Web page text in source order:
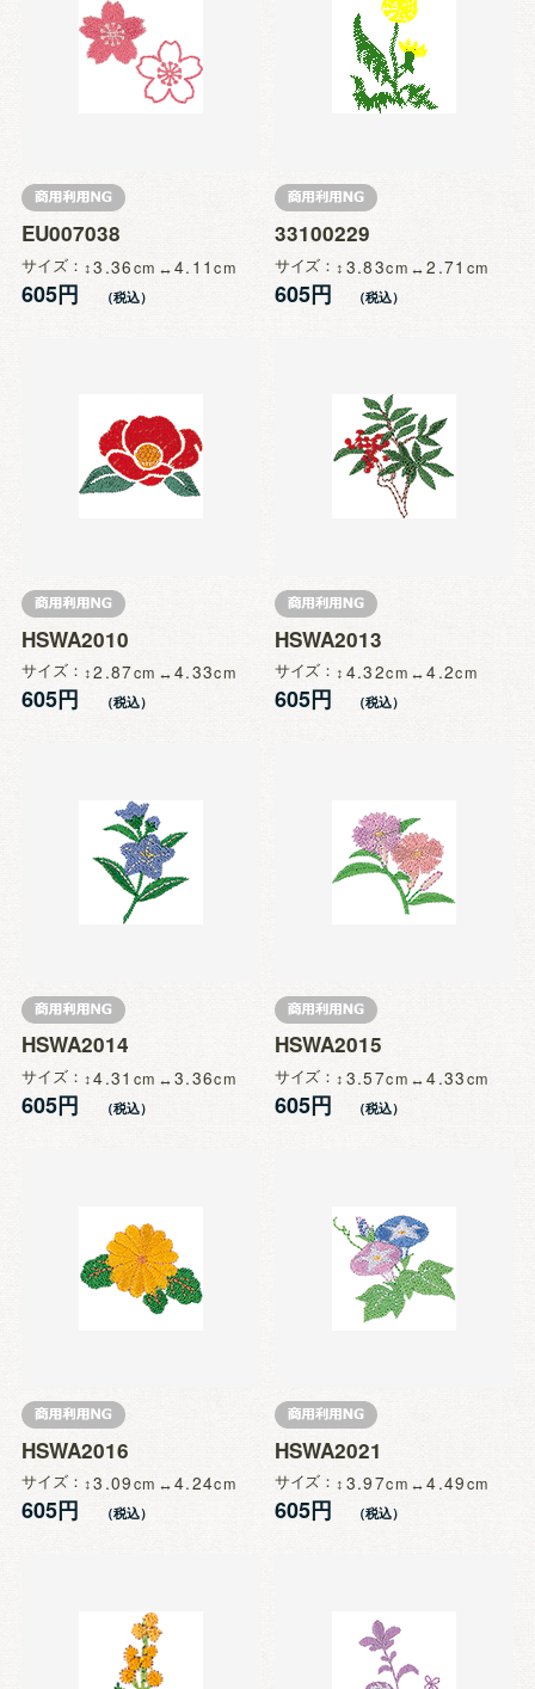
EU007038
サイズ 3.36 4.11
605円
33100229
サイズ 3.83 2.71
605円
HSWA2010
サイズ 2.87 4.33
605円
HSWA2013
サイズ 4.32 4.2
605円
HSWA2014
サイズ 4.31 3.36
605円
HSWA2015
サイズ 3.57 4.33
605円
HSWA2016
サイズ 3.09 4.24
605円
HSWA2021
サイズ 3.97 4.49
605円